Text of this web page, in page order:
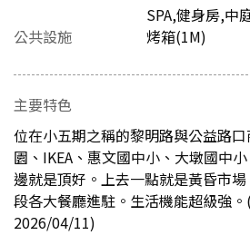
公共設施
SPA,健身房,中
烤箱(1M)
主要特色
位在小五期之稱的黎明路與公益路
園、IKEA、惠文國中小、大墩國中
邊就是頂好。上去一點就是黃昏市
段各大餐廳進駐。生活機能超級強。
2026/04/11)